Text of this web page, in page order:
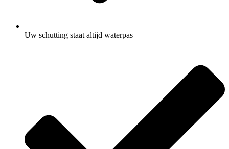
Uw schutting staat altijd waterpas